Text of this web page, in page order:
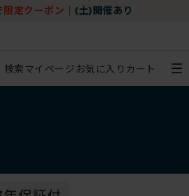
限定クーポン (土)開催あり
検索マイページ お気に入り カート